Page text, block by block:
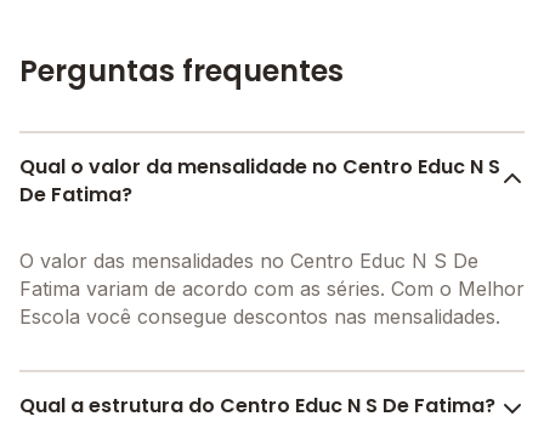
Perguntas frequentes
Qual o valor da mensalidade no Centro Educ N S
De Fatima?
O valor das mensalidades no Centro Educ N S De
Fatima variam de acordo com as séries. Com o Melhor
Escola você consegue descontos nas mensalidades.
Qual a estrutura do Centro Educ N S De Fatima?